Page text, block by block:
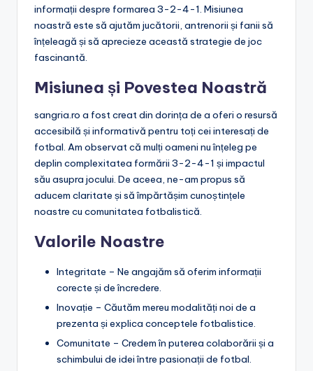
informații despre formarea 3-2-4-1. Misiunea
noastră este să ajutăm jucătorii, antrenorii și fanii să
înțeleagă și să aprecieze această strategie de joc
fascinantă.
Misiunea și Povestea Noastră
sangria.ro a fost creat din dorința de a oferi o resursă
accesibilă și informativă pentru toți cei interesați de
fotbal. Am observat că mulți oameni nu înțeleg pe
deplin complexitatea formării 3-2-4-1 și impactul
său asupra jocului. De aceea, ne-am propus să
aducem claritate și să împărtășim cunoștințele
noastre cu comunitatea fotbalistică.
Valorile Noastre
Integritate – Ne angajăm să oferim informații
corecte și de încredere.
Inovație – Căutăm mereu modalități noi de a
prezenta și explica conceptele fotbalistice.
Comunitate – Credem în puterea colaborării și a
schimbului de idei între pasionații de fotbal.